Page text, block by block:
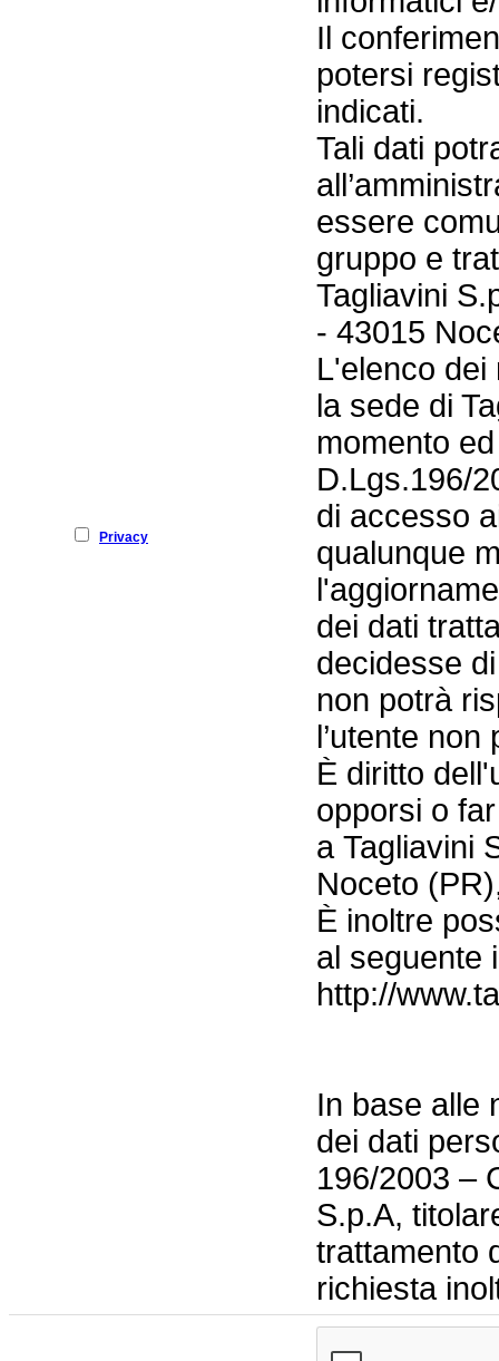
Privacy
Il
potersi
indicati.
Tali dati
essere
gruppo e
Tagliavini
- 43015
L'elenco dei
la sede di
momento
D.Lgs.196/
di accesso
qualunque
dei dati
decidesse
non potrà
l’utente
È diritto
opporsi o
a Tagliavini
Noceto
È inoltre
al seguente
http://
In base alle
dei dati
196/2003 –
S.p.A,
trattamento
richiesta